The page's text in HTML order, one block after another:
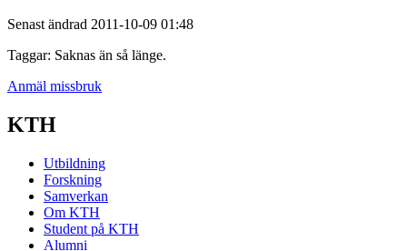
Senast ändrad 2011-10-09 01:48
Taggar: Saknas än så länge.
Anmäl missbruk
KTH
Utbildning
Forskning
Samverkan
Om KTH
Student på KTH
Alumni